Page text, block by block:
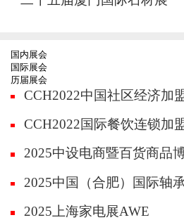
国内展会
国际展会
历届展会
CCH2022中国社区经济加盟投
CCH2022国际餐饮连锁加
2025中设电商暨百货商品
2025中国（合肥）国际轴承及制造
2025上海家电展AWE